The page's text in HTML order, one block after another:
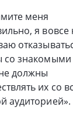
меня
я вовсе
со
должны
их со
аудиторией».